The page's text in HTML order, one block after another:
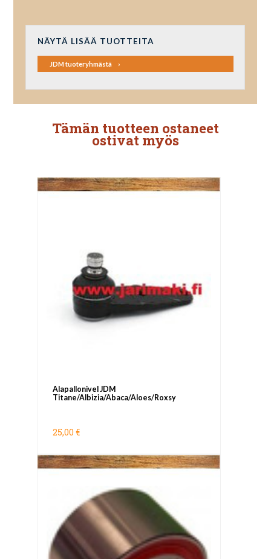
NÄYTÄ LISÄÄ TUOTTEITA
JDM tuoteryhmästä
Tämän tuotteen ostaneet
ostivat myös
Alapallonivel JDM
Titane/Albizia/Abaca/Aloes/Roxsy
25,00 €